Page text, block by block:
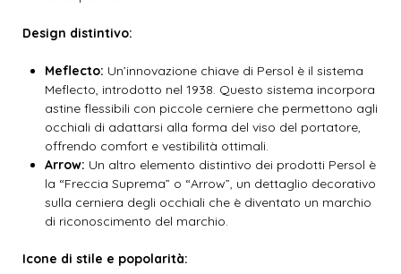
Design distintivo:
Meflecto: Un’innovazione chiave di Persol è il sistema
Meflecto, introdotto nel 1938. Questo sistema incorpora
astine flessibili con piccole cerniere che permettono agli
occhiali di adattarsi alla forma del viso del portatore,
offrendo comfort e vestibilità ottimali.
Arrow: Un altro elemento distintivo dei prodotti Persol è
la “Freccia Suprema” o “Arrow”, un dettaglio decorativo
sulla cerniera degli occhiali che è diventato un marchio
di riconoscimento del marchio.
Icone di stile e popolarità: